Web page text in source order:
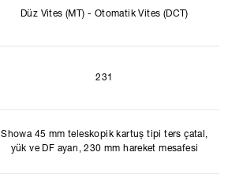
Düz Vites (MT) - Otomatik Vites (DCT)
231
Showa 45 mm teleskopik kartuş tipi ters çatal,
yük ve DF ayarı, 230 mm hareket mesafesi